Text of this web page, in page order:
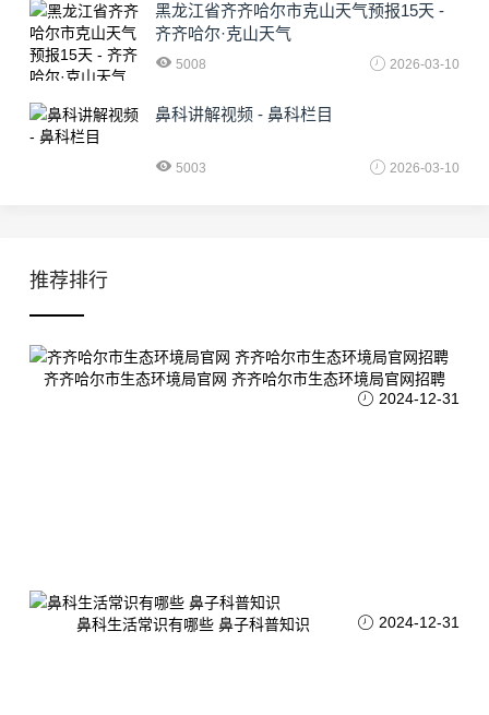
黑龙江省齐齐哈尔市克山天气预报15天 -
齐齐哈尔·克山天气
5008 2026-03-10
鼻科讲解视频 - 鼻科栏目
5003 2026-03-10
推荐排行
齐齐哈尔市生态环境局官网 齐齐哈尔市生态环境局官网招聘
2024-12-31
鼻科生活常识有哪些 鼻子科普知识 2024-12-31